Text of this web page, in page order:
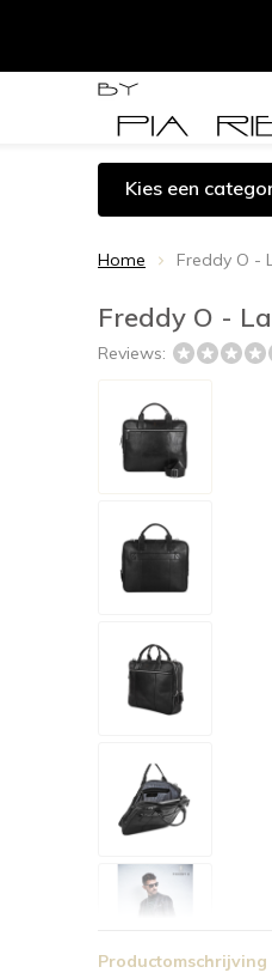
Kies een
Home Freddy O -
Freddy O -
Reviews:
Productomschrijving